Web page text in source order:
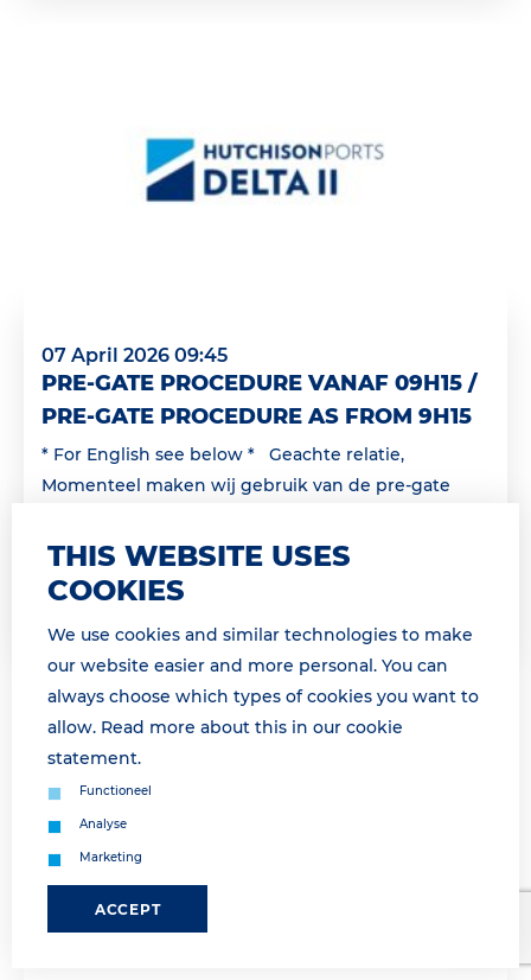
07 April 2026 09:45
PRE-GATE PROCEDURE VANAF 09H15 /
PRE-GATE PROCEDURE AS FROM 9H15
* For English see below * Geachte relatie,
Momenteel maken wij gebruik van de pre-gate
procedure is opgeheven. &...
THIS WEBSITE USES
COOKIES
We use cookies and similar technologies to make
our website easier and more personal. You can
always choose which types of cookies you want to
allow. Read more about this in our cookie
statement.
Functioneel
Analyse
Marketing
ACCEPT